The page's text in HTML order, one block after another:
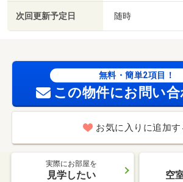
次回更新予定日 随時
無料・簡単2項目！
この物件にお問い
お気に入りに追加す
実際にお部屋を
見学したい 空